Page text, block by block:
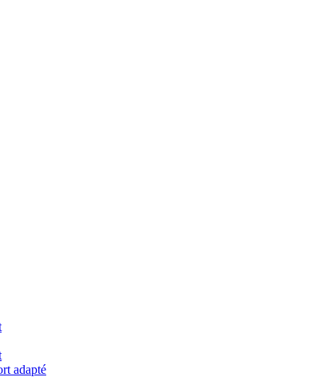
adapté